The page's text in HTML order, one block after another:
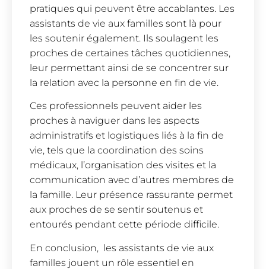
pratiques qui peuvent être accablantes. Les
assistants de vie aux familles sont là pour
les soutenir également. Ils soulagent les
proches de certaines tâches quotidiennes,
leur permettant ainsi de se concentrer sur
la relation avec la personne en fin de vie.
Ces professionnels peuvent aider les
proches à naviguer dans les aspects
administratifs et logistiques liés à la fin de
vie, tels que la coordination des soins
médicaux, l’organisation des visites et la
communication avec d’autres membres de
la famille. Leur présence rassurante permet
aux proches de se sentir soutenus et
entourés pendant cette période difficile.
En conclusion, les assistants de vie aux
familles jouent un rôle essentiel en